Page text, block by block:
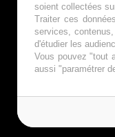
soient collectées
Traiter ces
services,
d'étudier les
Vous pouvez "tout
aussi "paramétrer